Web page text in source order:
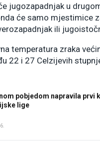
jugozapadnjak u
će samo mjestimice
ili
temperatura zraka
22 i 27 Celzijevih
pobjedom napravila prvi
lige